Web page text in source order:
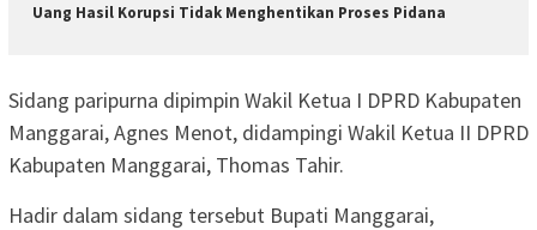
Uang Hasil Korupsi Tidak Menghentikan Proses Pidana
Sidang paripurna dipimpin Wakil Ketua I DPRD Kabupaten
Manggarai, Agnes Menot, didampingi Wakil Ketua II DPRD
Kabupaten Manggarai, Thomas Tahir.
Hadir dalam sidang tersebut Bupati Manggarai,